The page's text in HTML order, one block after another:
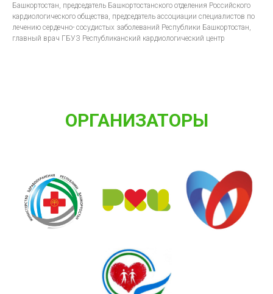
Башкортостан, председатель Башкортостанского отделения Российского
кардиологического общества, председатель ассоциации специалистов по
лечению сердечно- сосудистых заболеваний Республики Башкортостан,
главный врач ГБУЗ Республиканский кардиологический центр
ОРГАНИЗАТОРЫ